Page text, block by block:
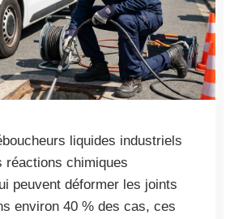
liquides industriels
réactions chimiques
peuvent déformer les joints
environ 40 % des cas, ces